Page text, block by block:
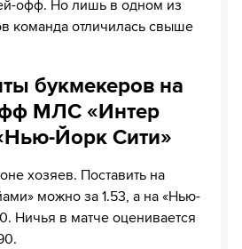
офф. Но лишь в одном из
команда отличилась свыше
букмекеров на
МЛС «Интер
Йорк Сити»
хозяев. Поставить на
можно за 1.53, а на «Нью-
Ничья в матче оценивается